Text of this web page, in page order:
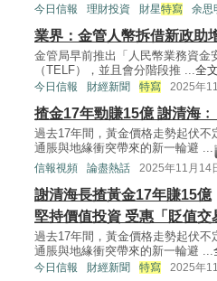
今日信報 理財投資 財星特寫 余思
業界：金管人幣拆借新政助
金管局早前推出「人民幣業務資金
（TELF），並且會分階段推 ...全文
今日信報 財經新聞 特寫 2025年
揸金17年勁賺15億 謝清海
過去17年間，黃金價格走勢起伏
通脹與地緣衝突帶來的新一輪避 ...
信報視頻 論盡熱話 2025年11月14
謝清海長揸黃金17年賺15億
堅持價值投資 受惠「貶值交
過去17年間，黃金價格走勢起伏
通脹與地緣衝突帶來的新一輪避 ...
今日信報 財經新聞 特寫 2025年